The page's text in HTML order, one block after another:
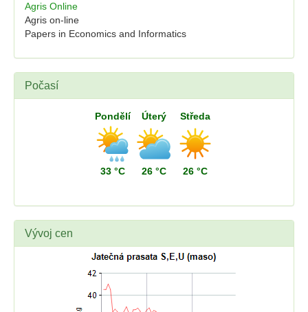
Agris Online
Agris on-line
Papers in Economics and Informatics
Počasí
Pondělí
33 °C
Úterý
26 °C
Středa
26 °C
Vývoj cen